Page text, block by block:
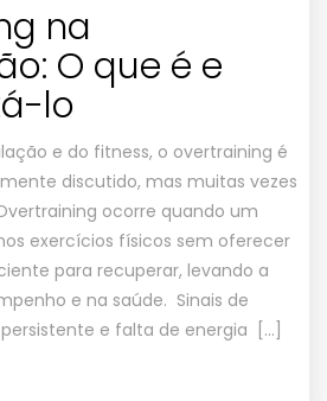
na
O que é e
lo
e do fitness, o overtraining é
discutido, mas muitas vezes
ocorre quando um
exercícios físicos sem oferecer
para recuperar, levando a
e na saúde. Sinais de
e falta de energia […]